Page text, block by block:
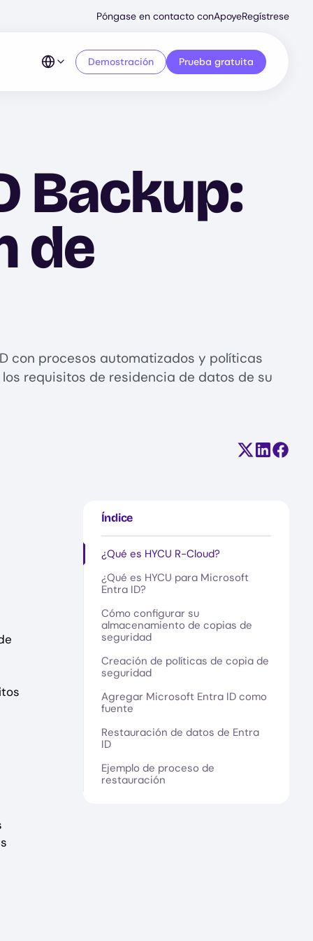
Secondary
Menu
Póngase en contacto conApoyeRegístrese
Demostración Prueba gratuita
Backup:
de
con procesos automatizados y políticas
requisitos de residencia de datos de su
Compartir
Índice
¿Qué es HYCU R-Cloud?
¿Qué es HYCU para Microsoft
Entra ID?
Cómo configurar su
almacenamiento de copias de
seguridad
Creación de políticas de copia de
seguridad
Agregar Microsoft Entra ID como
fuente
Restauración de datos de Entra
ID
Ejemplo de proceso de
restauración